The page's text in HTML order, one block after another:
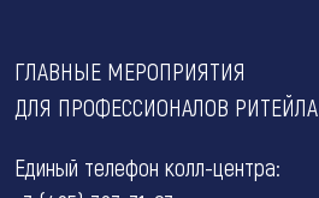
ГЛАВНЫЕ МЕРОПРИЯТИЯ
ДЛЯ ПРОФЕССИОНАЛОВ РИТЕЙЛА
Единый телефон колл-центра: